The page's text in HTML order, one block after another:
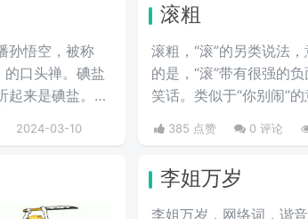
孙悟空，被称
的口头禅。碘盐
起来是碘盐。点
2024-03-10
滚粗
滚粗，“滚”的另类说法
的是，“滚”带有很强的
笑话。类似于“你别闹”
385 点赞 0 评论
李姐万岁
李姐万岁，网络词，谐